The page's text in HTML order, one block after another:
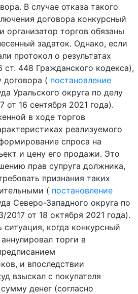
В случае отказа такого
договора конкурсный
торгов обязаны
задаток. Однако, если
протокол о результатах
ст. 448 Гражданского кодекса),
договора ( постановление
Уральского округа по делу
16 сентября 2021 года).
в ходе торгов
реализуемого
спроса на
и цену его продажи. Это
прав супруга должника,
признания таких
( постановление
Северо-Западного округа по
от 18 октября 2021 года).
ситуация, когда конкурсный
торги в
и впоследствии
взыскал с покупателя
денег (согласно